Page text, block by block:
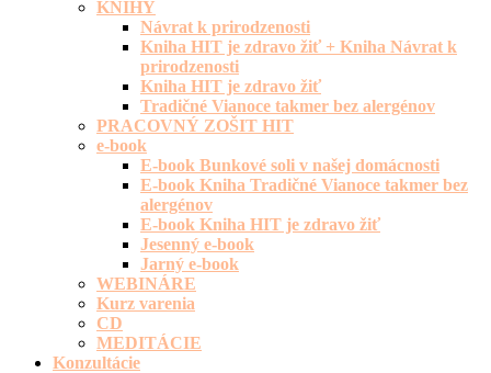
KNIHY
Návrat k prirodzenosti
Kniha HIT je zdravo žiť + Kniha Návrat k
prirodzenosti
Kniha HIT je zdravo žiť
Tradičné Vianoce takmer bez alergénov
PRACOVNÝ ZOŠIT HIT
e-book
E-book Bunkové soli v našej domácnosti
E-book Kniha Tradičné Vianoce takmer bez
alergénov
E-book Kniha HIT je zdravo žiť
Jesenný e-book
Jarný e-book
WEBINÁRE
Kurz varenia
CD
MEDITÁCIE
Konzultácie